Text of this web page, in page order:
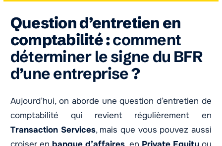
contenu
Question d’entretien en
comptabilité :comment
déterminer le signe du BFR
d’une entreprise?
Aujourd’hui, on aborde une question d’entretien de
comptabilité qui revient régulièrement en
Transaction Services, mais que vous pouvez aussi